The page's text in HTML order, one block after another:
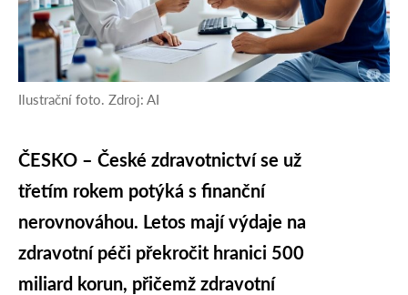
Ilustrační foto. Zdroj: AI
ČESKO – České zdravotnictví se už
třetím rokem potýká s finanční
nerovnováhou. Letos mají výdaje na
zdravotní péči překročit hranici 500
miliard korun, přičemž zdravotní